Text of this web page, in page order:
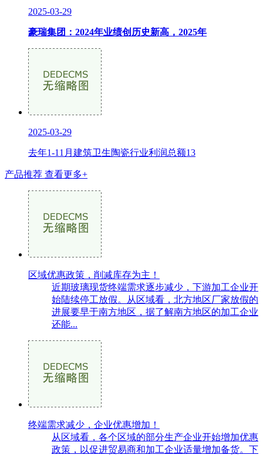
2025-03-29
豪瑞集团：2024年业绩创历史新高，2025年
2025-03-29
去年1-11月建筑卫生陶瓷行业利润总额13
产品推荐 查看更多+
区域优惠政策，削减库存为主！
近期玻璃现货终端需求逐步减少，下游加工企业开
始陆续停工放假。从区域看，北方地区厂家放假的
进展要早于南方地区，据了解南方地区的加工企业
还能...
终端需求减少，企业优惠增加！
从区域看，各个区域的部分生产企业开始增加优惠
政策，以促进贸易商和加工企业适量增加备货。下